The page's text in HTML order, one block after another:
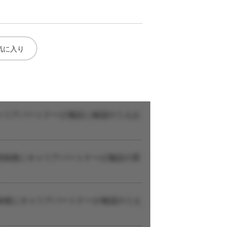
に入り
アパートナーが施設に確認のうえお
後にキャリアパートナーが施設の実
にキャリアパートナーが確認のうえ